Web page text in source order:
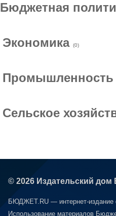
Бюджетная
Экономика (0)
Промышленность
Сельское
© 2026 Издательский
БЮДЖЕТ.RU — интернет-издание
Использование материалов